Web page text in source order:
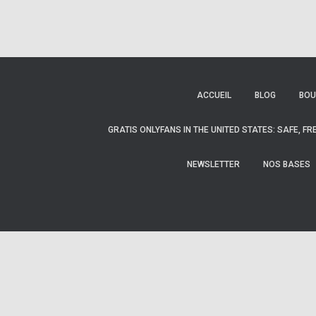
ACCUEIL BLOG
GRATIS ONLYFANS IN THE UNITED STATES: SAFE,
NEWSLETTER NOS BASES